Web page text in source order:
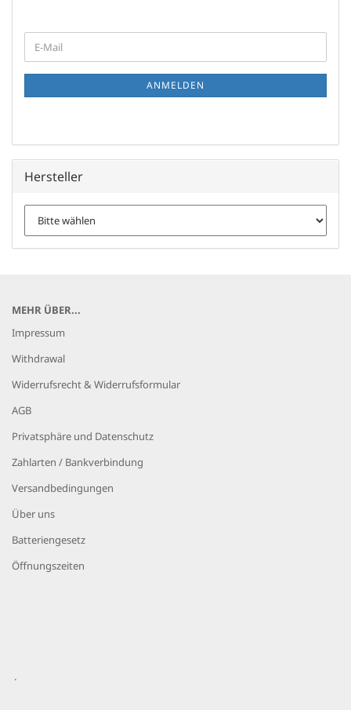
ZUR
NEWSLETTER-
E-
Mail
ANMELDEN
Hersteller
MEHR ÜBER...
Impressum
Withdrawal
Widerrufsrecht & Widerrufsformular
AGB
Privatsphäre und Datenschutz
Zahlarten / Bankverbindung
Versandbedingungen
Über uns
Batteriengesetz
Öffnungszeiten
.